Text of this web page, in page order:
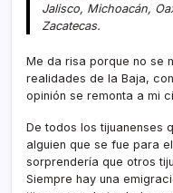
Jalisco, Michoacán,
Zacatecas.
Me da risa porque no se
realidades de la Baja,
opinión se remonta a mi
De todos los tijuanenses
alguien que se fue para
sorprenderí­a que otros
Siempre hay una